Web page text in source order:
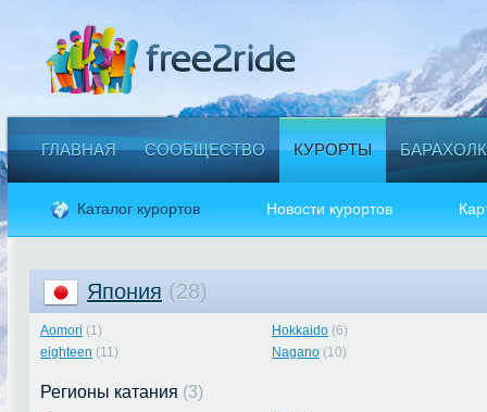
ГЛАВНАЯ СООБЩЕСТВО КУРОРТЫ
Каталог курортов Новости курортов
Япония (28)
Aomori (1)
eighteen (11)
Hokkaido (6)
Nagano (10)
Регионы катания (3)